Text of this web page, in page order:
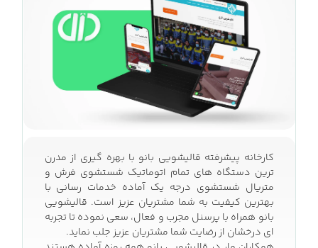
کارخانه پیشرفته قالیشویی بانو با بهره گیری از مدرن
ترین دستگاه های تمام اتوماتیک شستشوی فرش و
متریال شستشوی درجه یک آماده خدمات رسانی با
بهترین کیفیت به شما مشتریان عزیز است. قالیشویی
بانو همراه با پرسنل مجرب و فعال، سعی نموده تا تجربه
ای درخشان از رضایت شما مشتریان عزیز جلب نماید.